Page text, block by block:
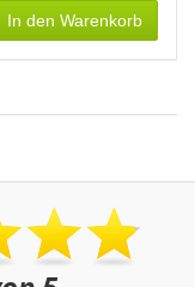
In den Warenkorb